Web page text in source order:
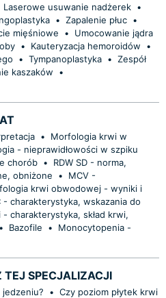
Laserowe usuwanie nadżerek •
• Zapalenie płuc •
mięśniowe •
Umocowanie jądra
• Kauteryzacja hemoroidów
•
• Tympanoplastyka • Zespół
kaszaków
•
•
Morfologia krwi w
- nieprawidłowości w szpiku
chorób •
RDW SD - norma,
obniżone
•
MCV -
krwi obwodowej - wyniki i
- charakterystyka, wskazania do
- charakterystyka, skład krwi,
• Bazofile •
Monocytopenia -
SPECJALIZACJI
jedzeniu? • Czy poziom płytek krwi